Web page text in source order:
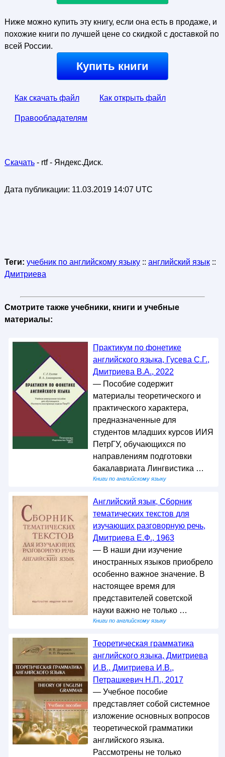
Ниже можно купить эту книгу, если она есть в продаже, и
похожие книги по лучшей цене со скидкой с доставкой по
всей России.
Купить книги
Как скачать файл Как открыть файл
Правообладателям
Скачать- rtf - Яндекс.Диск.
Дата публикации: 11.03.2019 14:07 UTC
Теги: учебник по английскому языку:: английский язык::
Дмитриева
Смотрите также учебники, книги и учебные
материалы:
Практикум по фонетике
английского языка, Гусева С.Г.,
Дмитриева В.А., 2022
— Пособие содержит
материалы теоретического и
практического характера,
предназначенные для
студентов младших курсов ИИЯ
ПетрГУ, обучающихся по
направлениям подготовки
бакалавриата Лингвистика …
Книги по английскому языку
Английский язык, Сборник
тематических текстов для
изучающих разговорную речь,
Дмитриева Е.Ф., 1963
— В наши дни изучение
иностранных языков приобрело
особенно важное значение. В
настоящее время для
представителей советской
науки важно не только …
Книги по английскому языку
Теоретическая грамматика
английского языка, Дмитриева
И.В., Дмитриева И.В.,
Петрашкевич Н.П., 2017
— Учебное пособие
представляет собой системное
изложение основных вопросов
теоретической грамматики
английского языка.
Рассмотрены не только